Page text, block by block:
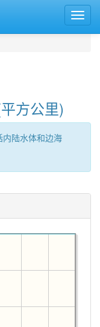
方公里)
内陆水体和边海